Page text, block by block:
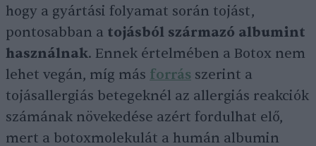
hogy a gyártási folyamat során tojást,
pontosabban a tojásból származó albumint
használnak. Ennek értelmében a Botox nem
lehet vegán, míg más forrás szerint a
tojásallergiás betegeknél az allergiás reakciók
számának növekedése azért fordulhat elő,
mert a botoxmolekulát a humán albumin